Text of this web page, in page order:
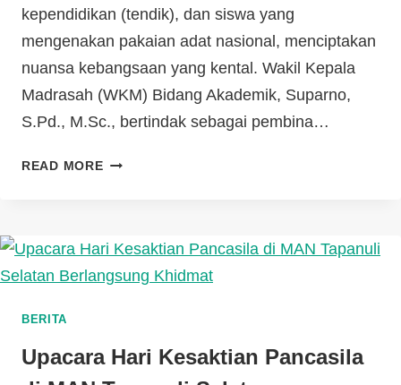
kependidikan (tendik), dan siswa yang
mengenakan pakaian adat nasional, menciptakan
nuansa kebangsaan yang kental. Wakil Kepala
Madrasah (WKM) Bidang Akademik, Suparno,
S.Pd., M.Sc., bertindak sebagai pembina…
READ MORE
BERITA
Upacara Hari Kesaktian Pancasila